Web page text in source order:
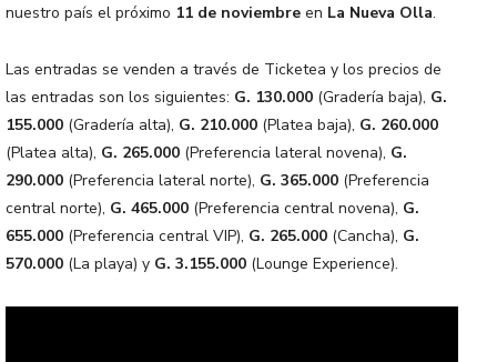
nuestro país el próximo 11 de noviembre en La Nueva Olla.
Las entradas se venden a través de Ticketea y los precios de
las entradas son los siguientes: G. 130.000 (Gradería baja), G.
155.000 (Gradería alta), G. 210.000 (Platea baja), G. 260.000
(Platea alta), G. 265.000 (Preferencia lateral novena), G.
290.000 (Preferencia lateral norte), G. 365.000 (Preferencia
central norte), G. 465.000 (Preferencia central novena), G.
655.000 (Preferencia central VIP), G. 265.000 (Cancha), G.
570.000 (La playa) y G. 3.155.000 (Lounge Experience).